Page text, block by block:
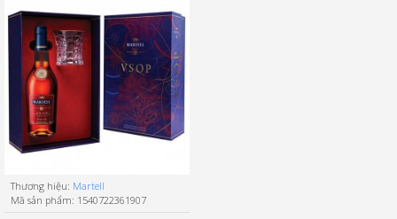
Thương hiệu: Martell
Mã sản phẩm: 1540722361907